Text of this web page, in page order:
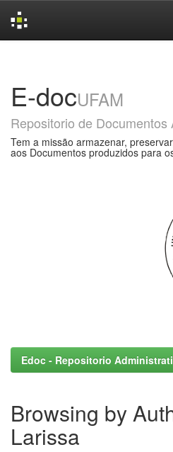
E-docUFAM
Repositorio de Documentos
Tem a missão armazenar,
aos Documentos produzidos para
Edoc - Repositorio
Browsing by
Larissa